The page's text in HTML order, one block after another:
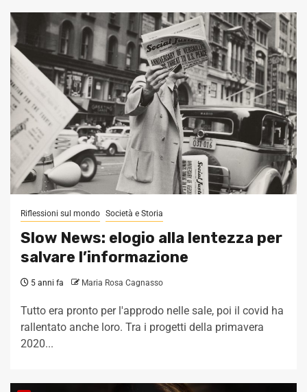
Riflessioni sul mondo Società e Storia
Slow News: elogio alla lentezza per
salvare l’informazione
5 anni fa Maria Rosa Cagnasso
Tutto era pronto per l'approdo nelle sale, poi il covid ha
rallentato anche loro. Tra i progetti della primavera
2020...